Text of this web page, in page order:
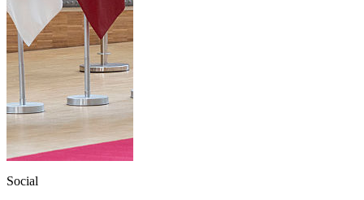
Social